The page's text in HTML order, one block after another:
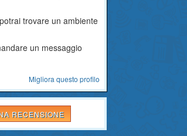
trovare un ambiente
un messaggio
Migliora questo profilo
RECENSIONE